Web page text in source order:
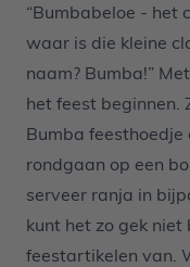
“Bumbabeloe - het
waar is die kleine
naam? Bumba!”
het feest beginnen.
Bumba
rondgaan op een
serveer ranja in
kunt het zo gek
feestartikelen van.